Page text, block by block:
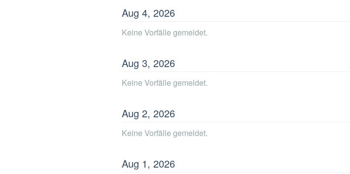
Aug 4, 2026
Keine Vorfälle gemeldet.
Aug 3, 2026
Keine Vorfälle gemeldet.
Aug 2, 2026
Keine Vorfälle gemeldet.
Aug 1, 2026